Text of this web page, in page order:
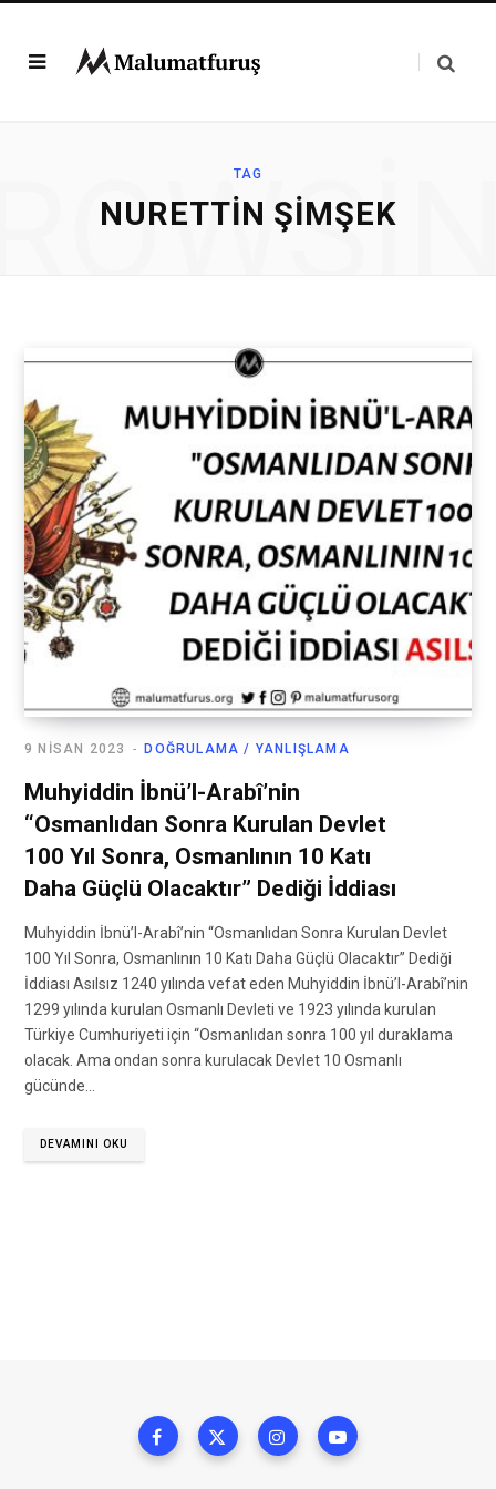
TAG
NURETTIN ŞIMŞEK
DOĞRULAMA / YANLIŞLAMA
9 NISAN 2023
Muhyiddin İbnü’l-Arabî’nin
“Osmanlıdan Sonra Kurulan Devlet
100 Yıl Sonra, Osmanlının 10 Katı
Daha Güçlü Olacaktır” Dediği İddiası
Muhyiddin İbnü’l-Arabî’nin “Osmanlıdan Sonra Kurulan Devlet
100 Yıl Sonra, Osmanlının 10 Katı Daha Güçlü Olacaktır” Dediği
İddiası Asılsız 1240 yılında vefat eden Muhyiddin İbnü’l-Arabî’nin
1299 yılında kurulan Osmanlı Devleti ve 1923 yılında kurulan
Türkiye Cumhuriyeti için “Osmanlıdan sonra 100 yıl duraklama
olacak. Ama ondan sonra kurulacak Devlet 10 Osmanlı
gücünde…
DEVAMINI OKU